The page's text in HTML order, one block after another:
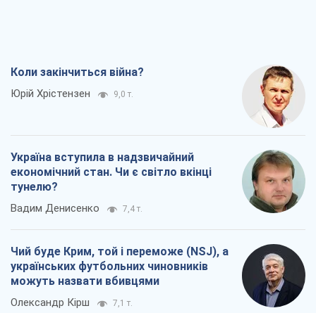
Коли закінчиться війна?
Юрій Хрістензен 9,0 т.
Україна вступила в надзвичайний
економічний стан. Чи є світло вкінці
тунелю?
Вадим Денисенко 7,4 т.
Чий буде Крим, той і переможе (NSJ), а
українських футбольних чиновників
можуть назвати вбивцями
Олександр Кірш 7,1 т.